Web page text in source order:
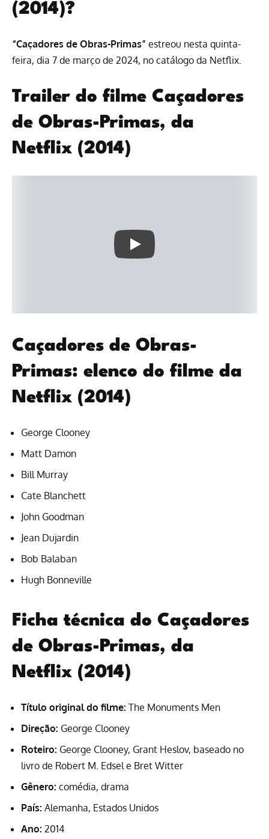
(2014)?
“Caçadores de Obras-Primas” estreou nesta quinta-
feira, dia 7 de março de 2024, no catálogo da Netflix.
Trailer do filme Caçadores
de Obras-Primas, da
Netflix (2014)
Caçadores de Obras-
Primas: elenco do filme da
Netflix (2014)
George Clooney
Matt Damon
Bill Murray
Cate Blanchett
John Goodman
Jean Dujardin
Bob Balaban
Hugh Bonneville
Ficha técnica do Caçadores
de Obras-Primas, da
Netflix (2014)
Título original do filme: The Monuments Men
Direção: George Clooney
Roteiro: George Clooney, Grant Heslov, baseado no
livro de Robert M. Edsel e Bret Witter
Gênero: comédia, drama
País: Alemanha, Estados Unidos
Ano: 2014